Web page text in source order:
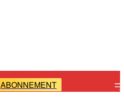
ABONNEMENT